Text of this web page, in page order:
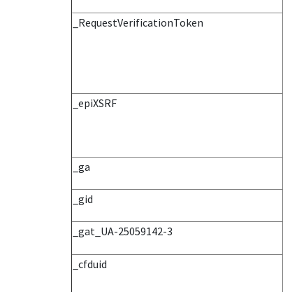
_RequestVerificationToken
_epiXSRF
_ga
_gid
_gat_UA-25059142-3
_cfduid